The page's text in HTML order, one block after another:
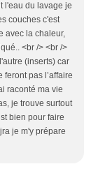
l'eau du lavage je
couches c'est
avec la chaleur,
<br /> <br />
(inserts) car
pas l’affaire
raconté ma vie
je trouve surtout
bien pour faire
je m'y prépare